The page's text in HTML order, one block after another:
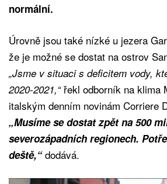
normální.
Úrovně jsou také nízké u jezera
že je možné se dostat na ostrov
„Jsme v situaci s deficitem vody,
2020-2021,“řekl odborník na klima
italským denním novinám Corriere
„Musíme se dostat zpět na 500
severozápadních regionech.
deště,“dodává.